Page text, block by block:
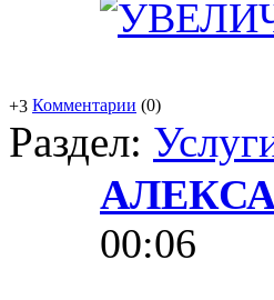
+3 Комментарии (0)
Раздел:
00:06